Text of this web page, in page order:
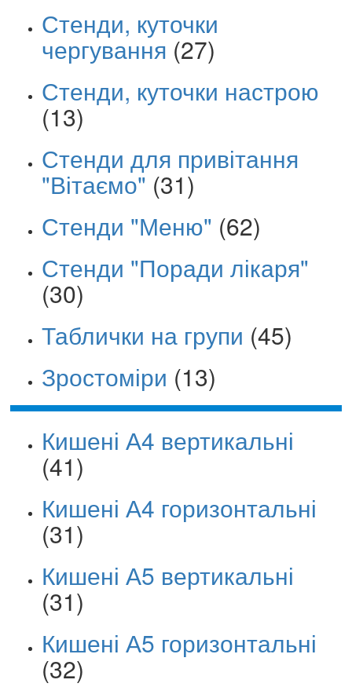
Стенди, куточки
чергування (27)
Стенди, куточки настрою
(13)
Стенди для привітання
"Вітаємо" (31)
Стенди "Меню" (62)
Стенди "Поради лікаря"
(30)
Таблички на групи (45)
Зростоміри (13)
Кишені А4 вертикальні
(41)
Кишені А4 горизонтальні
(31)
Кишені А5 вертикальні
(31)
Кишені А5 горизонтальні
(32)